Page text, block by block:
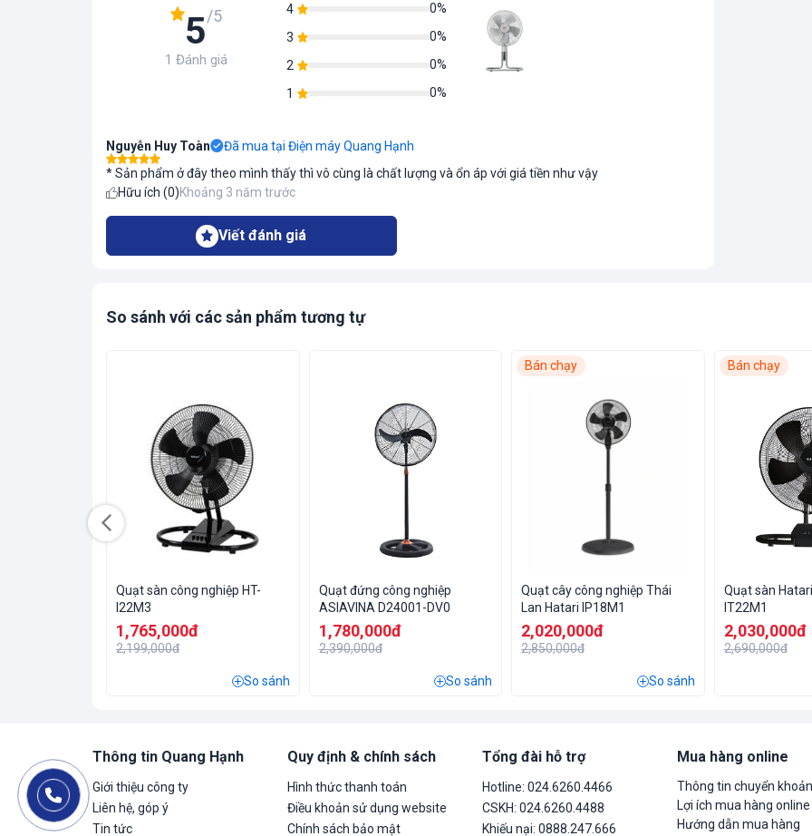
5/5
1 Đánh giá
4
0%
3
0%
2
0%
1
0%
Nguyễn Huy Toàn
Đã mua tại Điện máy Quang Hạnh
* Sản phẩm ở đây theo mình thấy thì vô cùng là chất lượng và ổn áp với giá tiền như vậy
Hữu ích (0)Khoảng 3 năm trước
Viết đánh giá
So sánh với các sản phẩm tương tự
Quạt sàn công nghiệp HT-
I22M3
1,765,000đ
2,199,000đ
So sánh
Quạt đứng công nghiệp
ASIAVINA D24001-DV0
1,780,000đ
2,390,000đ
So sánh
Bán chạy
Quạt cây công nghiệp Thái
Lan Hatari IP18M1
2,020,000đ
2,850,000đ
So sánh
Bán chạy
Quạt sàn
IT22M1
2,030,000đ
2,690,000đ
Thông tin Quang Hạnh
Giới thiệu công ty
Liên hệ, góp ý
Tin tức
Quy định & chính sách
Hình thức thanh toán
Điều khoản sử dụng website
Chính sách bảo mật
Tổng đài hỗ trợ
Hotline: 024.6260.4466
CSKH: 024.6260.4488
Khiếu nại: 0888.247.666
Mua hàng online
Thông tin chuyển khoản
Lợi ích mua hàng online
Hướng dẫn mua hàng